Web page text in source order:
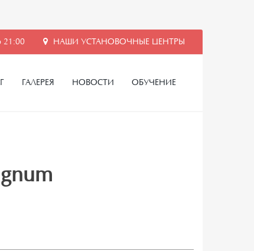
21:00 НАШИ УСТАНОВОЧНЫЕ ЦЕНТРЫ
ГАЛЕРЕЯ НОВОСТИ ОБУЧЕНИЕ